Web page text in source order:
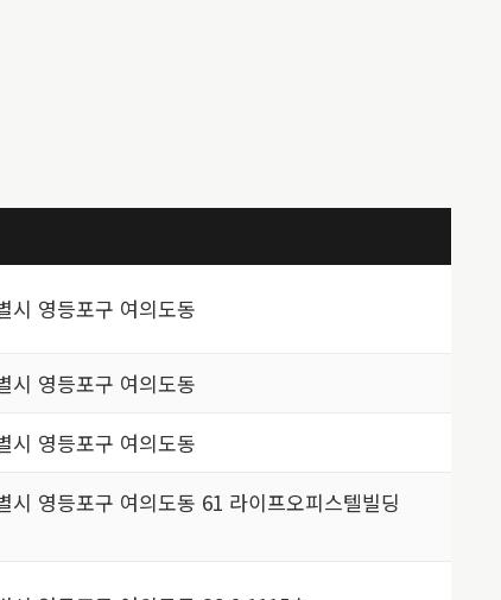
시 영등포구 여의도동
시 영등포구 여의도동
시 영등포구 여의도동
시 영등포구 여의도동 61 라이프오피스텔빌딩